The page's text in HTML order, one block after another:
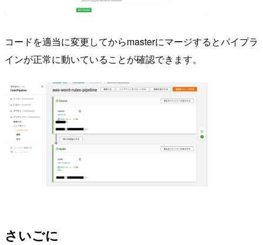
コードを適当に変更してからmasterにマージするとパイプラ
インが正常に動いていることが確認できます。
さいごに